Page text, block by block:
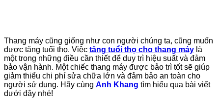
Thang máy cũng giống như con người chúng ta, cũng muốn
được tăng tuổi thọ. Việc tăng tuổi thọ cho thang máy là
một trong những điều cần thiết để duy trì hiệu suất và đảm
bảo vận hành. Một chiếc thang máy được bảo trì tốt sẽ giúp
giảm thiểu chi phí sửa chữa lớn và đảm bảo an toàn cho
người sử dụng. Hãy cùng Anh Khang tìm hiểu qua bài viết
dưới đây nhé!